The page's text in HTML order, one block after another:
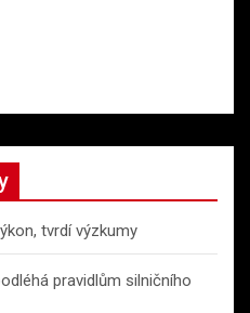
tvrdí výzkumy
pravidlům silničního